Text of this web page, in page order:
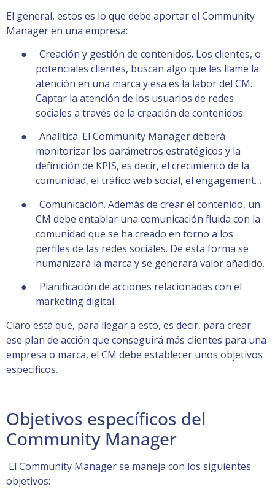
El general, estos es lo que debe aportar el Community
Manager en una empresa:
● Creación y gestión de contenidos. Los clientes, o
potenciales clientes, buscan algo que les llame la
atención en una marca y esa es la labor del CM.
Captar la atención de los usuarios de redes
sociales a través de la creación de contenidos.
● Analítica. El Community Manager deberá
monitorizar los parámetros estratégicos y la
definición de KPIS, es decir, el crecimiento de la
comunidad, el tráfico web social, el engagement…
● Comunicación. Además de crear el contenido, un
CM debe entablar una comunicación fluida con la
comunidad que se ha creado en torno a los
perfiles de las redes sociales. De esta forma se
humanizará la marca y se generará valor añadido.
● Planificación de acciones relacionadas con el
marketing digital.
Claro está que, para llegar a esto, es decir, para crear
ese plan de acción que conseguirá más clientes para una
empresa o marca, el CM debe establecer unos objetivos
específicos.
Objetivos específicos del
Community Manager
El Community Manager se maneja con los siguientes
objetivos: